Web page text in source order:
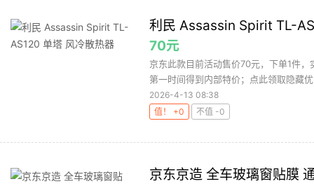
利民 Assassin Spirit TL-
70元
京东此款目前活动售价70元，下单1件
第一时间得到内部特价；点此领取隐藏
2026-4-13 08:38
值！ +0
不值 -0
京东京造 全车玻璃窗贴膜